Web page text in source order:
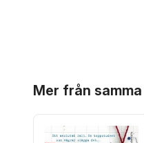
Mer från